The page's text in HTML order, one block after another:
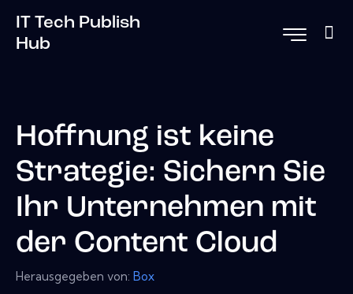
IT Tech Publish
Hub
Hoffnung ist keine
Strategie: Sichern Sie
Ihr Unternehmen mit
der Content Cloud
Herausgegeben von: Box